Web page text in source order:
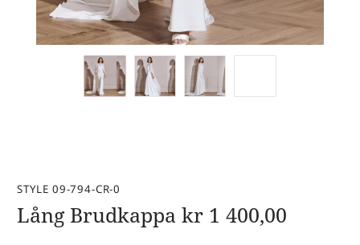
STYLE 09-794-CR-0
Lång Brudkappa kr 1 400,00